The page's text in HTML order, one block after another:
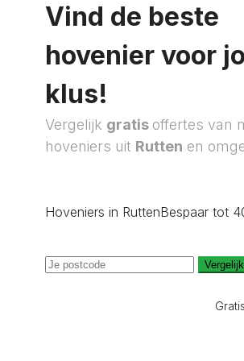
Vind de beste
hovenier voor
klus!
Vergelijk gratis offertes van
hoveniers uit Rutten en
Hoveniers in RuttenBespaar tot